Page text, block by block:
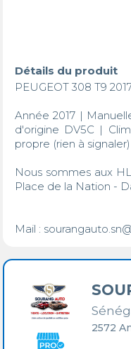
Détails du produit
PEUGEOT 308 T9
Année 2017 |
d'origine DV5C |
propre (rien à signaler)
Nous sommes aux
Place de la Nation -
Mail :
2572